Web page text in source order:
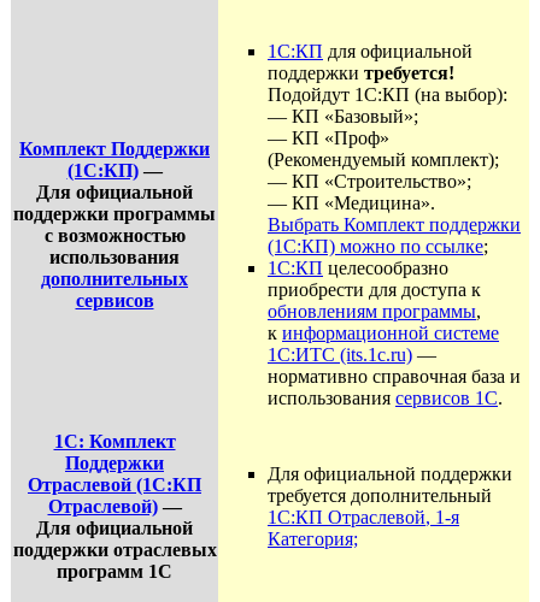
Комплект Поддержки
(1С:КП)—
Для официальной
поддержки программы
с возможностью
использования
дополнительных
сервисов
1С:КП для официальной
поддержки требуется!
Подойдут 1С:КП (на выбор):
— КП «Базовый»;
— КП «Проф»
(Рекомендуемый комплект);
— КП «Строительство»;
— КП «Медицина».
Выбрать Комплект поддержки
(1С:КП) можно по ссылке;
1С:КП целесообразно
приобрести для доступа к
обновлениям программы,
к информационной системе
1С:ИТС (its.1c.ru) —
нормативно справочная база и
использования сервисов 1С.
1С: Комплект
Поддержки
Отраслевой (1С:КП
Отраслевой)—
Для официальной
поддержки отраслевых
программ 1С
Для официальной поддержки
требуется дополнительный
1С:КП Отраслевой, 1-я
Категория;